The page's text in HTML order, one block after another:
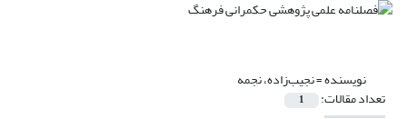
نویسنده =نجیب‌زاده، نجمه
تعداد مقالات: 1